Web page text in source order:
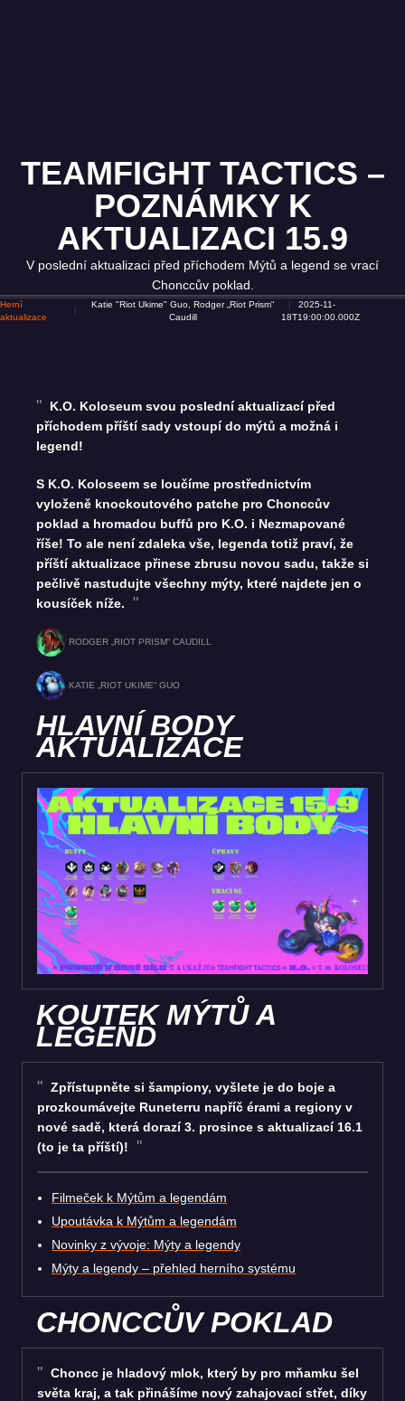
TEAMFIGHT TACTICS –
POZNÁMKY K
AKTUALIZACI 15.9
V poslední aktualizaci před příchodem Mýtů a legend se vrací
Chonccův poklad.
Herní
aktualizace
Katie "Riot Ukime" Guo, Rodger „Riot Prism“
Caudill
2025-11-
18T19:00:00.000Z
K.O. Koloseum svou poslední aktualizací před
příchodem příští sady vstoupí do mýtů a možná i
legend!
S K.O. Koloseem se loučíme prostřednictvím
vyloženě knockoutového patche pro Chonccův
poklad a hromadou buffů pro K.O. i Nezmapované
říše! To ale není zdaleka vše, legenda totiž praví, že
příští aktualizace přinese zbrusu novou sadu, takže si
pečlivě nastudujte všechny mýty, které najdete jen o
kousíček níže.
RODGER „RIOT PRISM“ CAUDILL
KATIE „RIOT UKIME“ GUO
HLAVNÍ BODY
AKTUALIZACE
KOUTEK MÝTŮ A
LEGEND
Zpřístupněte si šampiony, vyšlete je do boje a
prozkoumávejte Runeterru napříč érami a regiony v
nové sadě, která dorazí 3. prosince s aktualizací 16.1
(to je ta příští)!
Filmeček k Mýtům a legendám
Upoutávka k Mýtům a legendám
Novinky z vývoje: Mýty a legendy
Mýty a legendy – přehled herního systému
CHONCCŮV POKLAD
Choncc je hladový mlok, který by pro mňamku šel
světa kraj, a tak přinášíme nový zahajovací střet, díky